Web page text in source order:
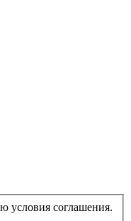
условия соглашения.